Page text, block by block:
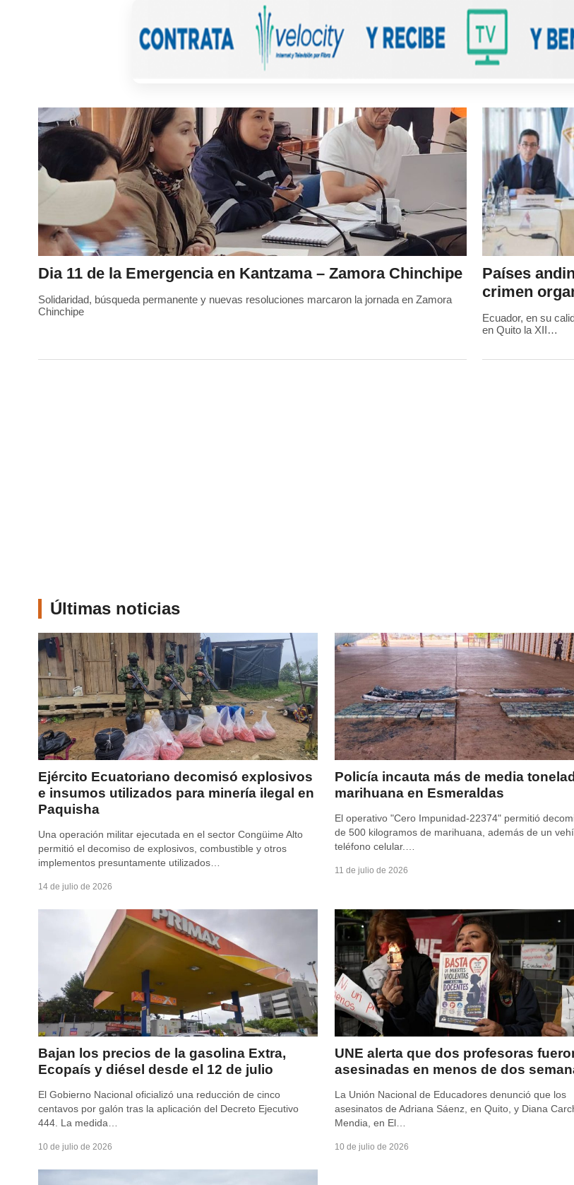
Dia 11 de la Emergencia en Kantzama – Zamora Chinchipe
Solidaridad, búsqueda permanente y nuevas resoluciones marcaron la jornada en Zamora
Chinchipe
Países
crimen
Ecuador, en su
en Quito la XII…
Últimas noticias
Ejército Ecuatoriano decomisó explosivos
e insumos utilizados para minería ilegal en
Paquisha
Una operación militar ejecutada en el sector Congüime Alto
permitió el decomiso de explosivos, combustible y otros
implementos presuntamente utilizados…
14 de julio de 2026
Policía incauta más de media
marihuana en Esmeraldas
El operativo "Cero Impunidad-22374" permitió
de 500 kilogramos de marihuana, además de un
teléfono celular.…
11 de julio de 2026
Bajan los precios de la gasolina Extra,
Ecopaís y diésel desde el 12 de julio
El Gobierno Nacional oficializó una reducción de cinco
centavos por galón tras la aplicación del Decreto Ejecutivo
444. La medida…
10 de julio de 2026
UNE alerta que dos profesoras
asesinadas en menos de dos
La Unión Nacional de Educadores denunció que los
asesinatos de Adriana Sáenz, en Quito, y Diana
Mendia, en El…
10 de julio de 2026